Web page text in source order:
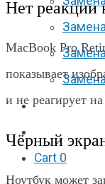
Вакансии
F.A.Q
Cart 0
Нет реакции
MacBook Pro
показывает
и не реагирует
Чёрный
Ноутбук может